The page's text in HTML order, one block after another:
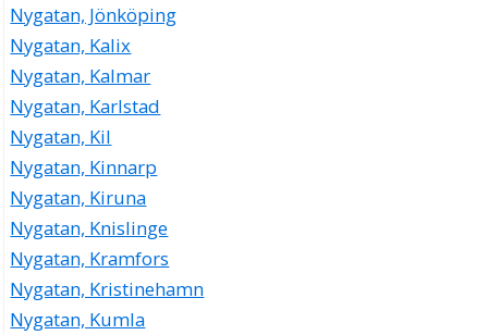
Nygatan, Jönköping
Nygatan, Kalix
Nygatan, Kalmar
Nygatan, Karlstad
Nygatan, Kil
Nygatan, Kinnarp
Nygatan, Kiruna
Nygatan, Knislinge
Nygatan, Kramfors
Nygatan, Kristinehamn
Nygatan, Kumla